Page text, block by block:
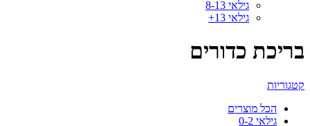
גילאי 8-13
גילאי 13+
בריכת כדורים
קטגוריות
הכל מוצרים
גילאי 0-2